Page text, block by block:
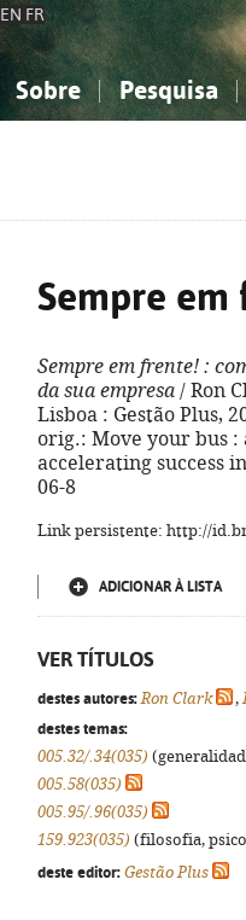
EN FR
Sobre Pesquisa
Sempre em
Sempre em frente! :
da sua empresa / Ron
Lisboa : Gestão Plus,
orig.: Move your bus
accelerating success
06-8
Link persistente: http://
ADICIONAR À LISTA
VER TÍTULOS
destes autores: Ron Clark ,
destes temas:
005.32/.34(035)
005.58(035)
005.95/.96(035)
159.923(035) (filosofia,
deste editor: Gestão Plus